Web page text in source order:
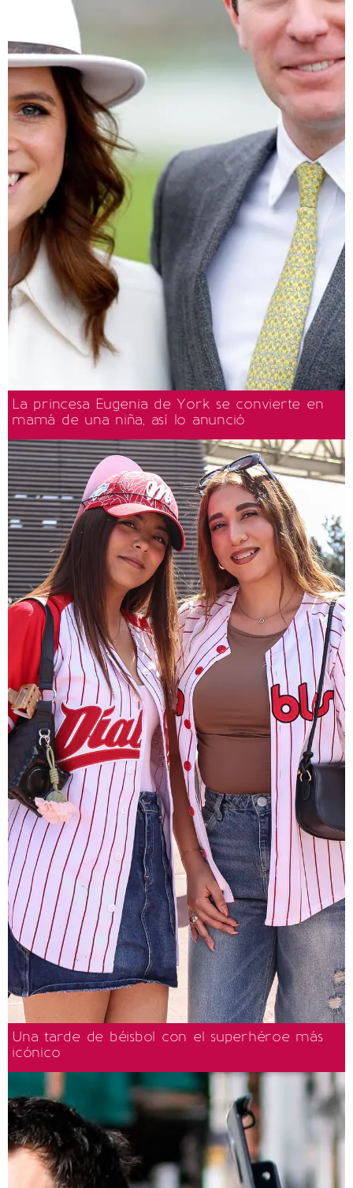
La princesa Eugenia de York se convierte en
mamá de una niña, así lo anunció
Una tarde de béisbol con el superhéroe más
icónico